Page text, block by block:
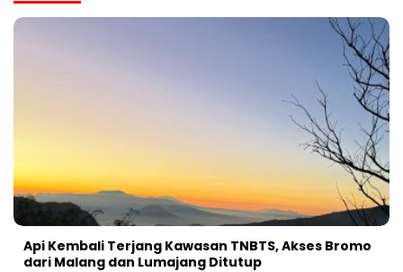
Api Kembali Terjang Kawasan TNBTS, Akses Bromo
dari Malang dan Lumajang Ditutup